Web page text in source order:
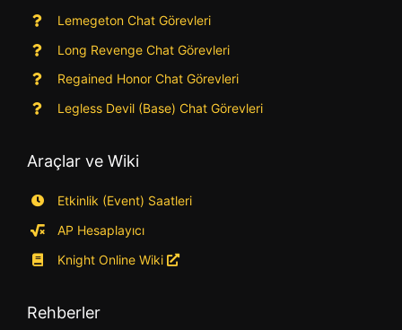
Lemegeton Chat Görevleri
Long Revenge Chat Görevleri
Regained Honor Chat Görevleri
Legless Devil (Base) Chat Görevleri
Araçlar ve Wiki
Etkinlik (Event) Saatleri
AP Hesaplayıcı
Knight Online Wiki
Rehberler